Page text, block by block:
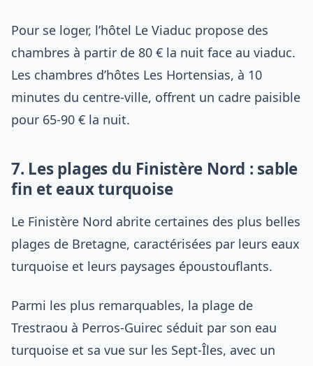
Pour se loger, l’hôtel Le Viaduc propose des
chambres à partir de 80 € la nuit face au viaduc.
Les chambres d’hôtes Les Hortensias, à 10
minutes du centre-ville, offrent un cadre paisible
pour 65-90 € la nuit.
7. Les plages du Finistère Nord : sable
fin et eaux turquoise
Le Finistère Nord abrite certaines des plus belles
plages de Bretagne, caractérisées par leurs eaux
turquoise et leurs paysages époustouflants.
Parmi les plus remarquables, la plage de
Trestraou à Perros-Guirec séduit par son eau
turquoise et sa vue sur les Sept-Îles, avec un